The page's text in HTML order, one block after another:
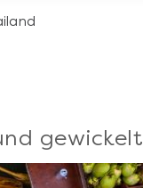
gewickelt